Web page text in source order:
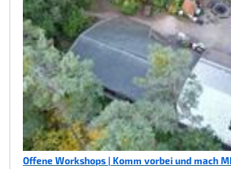
Offene Workshops | Komm vorbei und mach